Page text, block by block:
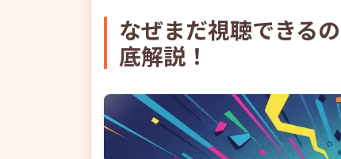
なぜまだ視聴できる
底解説！